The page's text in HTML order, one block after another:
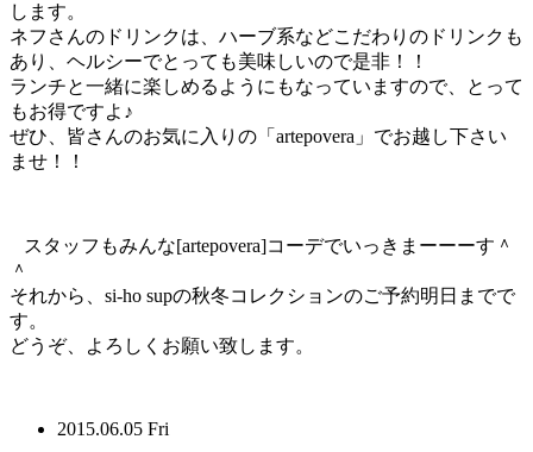
します。
ネフさんのドリンクは、ハーブ系などこだわりのドリンクも
あり、ヘルシーでとっても美味しいので是非！！
ランチと一緒に楽しめるようにもなっていますので、とって
もお得ですよ♪
ぜひ、皆さんのお気に入りの「artepovera」でお越し下さい
ませ！！
スタッフもみんな[artepovera]コーデでいっきまーーーす＾
＾
それから、si-ho supの秋冬コレクションのご予約明日までで
す。
どうぞ、よろしくお願い致します。
2015.06.05 Fri